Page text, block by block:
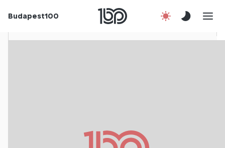
Budapest100 Rólunk
Korábbi évek